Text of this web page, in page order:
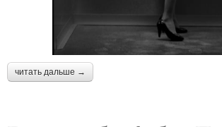
читать дальше →